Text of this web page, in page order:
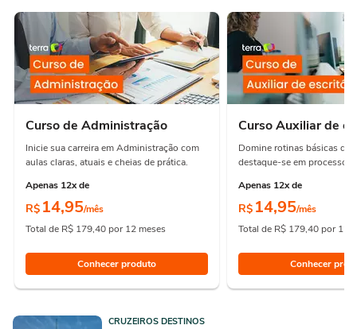
Curso de Administração
Inicie sua carreira em Administração com
aulas claras, atuais e cheias de prática.
Apenas 12x de
R$ 14,95/mês
Total de R$ 179,40 por 12 meses
Conhecer produto
Curso Auxiliar de
Domine rotinas básicas de
destaque-se em processos
Apenas 12x de
R$ 14,95/mês
Total de R$ 179,40 por 12
Conhecer
CRUZEIROS DESTINOS